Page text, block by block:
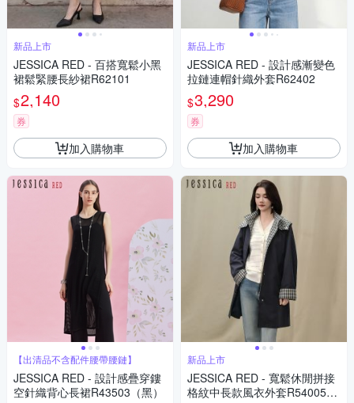
新品上市
JESSICA RED - 百搭寬鬆小黑
裙鬆緊腰長紗裙R62101
$2,140
券
加入購物車
【出清品不含配件腰帶腰鏈】
JESSICA RED - 設計感疊穿鏤
空針織背心長裙R43503（黑）
新品上市
JESSICA RED - 設計感漸變色
拉鏈連帽針織外套R62402
$3,290
券
加入購物車
新品上市
JESSICA RED - 寬鬆休閒拼接
格紋中長款風衣外套R54005